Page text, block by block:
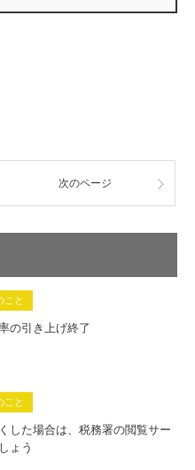
次のページ
こと
の引き上げ終了
こと
した場合は、税務署の閲覧サー
ょう